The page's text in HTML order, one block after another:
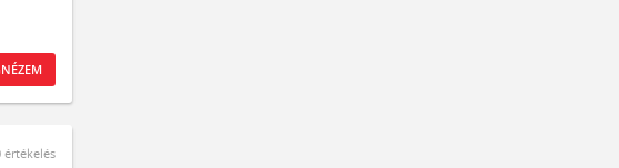
értékelés